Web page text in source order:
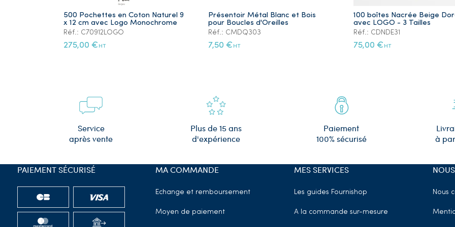
500 Pochettes en Coton Naturel 9
x 12 cm avec Logo Monochrome
Réf.: C70912LOGO
275,00 € HT
Présentoir Métal Blanc et Bois
pour Boucles d'Oreilles
Réf.: CMDQ303
7,50 € HT
100 boîtes Nacrée Beige
avec LOGO - 3 Tailles
Réf.: CDNDE31
75,00 € HT
Service
après vente
Plus de 15 ans
d'expérience
Paiement
100% sécurisé
à
MA COMMANDE
Echange et remboursement
Moyen de paiement
MES SERVICES
Les guides Fournishop
A la commande sur-mesure
Nous
PAIEMENT SÉCURISÉ